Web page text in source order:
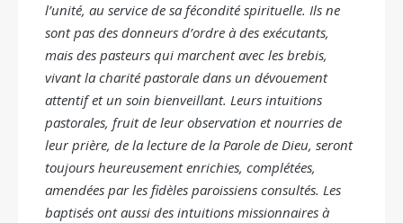
l’unité, au service de sa fécondité spirituelle. Ils ne
sont pas des donneurs d’ordre à des exécutants,
mais des pasteurs qui marchent avec les brebis,
vivant la charité pastorale dans un dévouement
attentif et un soin bienveillant. Leurs intuitions
pastorales, fruit de leur observation et nourries de
leur prière, de la lecture de la Parole de Dieu, seront
toujours heureusement enrichies, complétées,
amendées par les fidèles paroissiens consultés. Les
baptisés ont aussi des intuitions missionnaires à